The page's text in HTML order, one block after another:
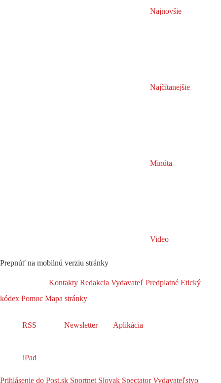
Najnovšie
Najčítanejšie
Minúta
Video
Prepnúť na mobilnú verziu stránky
Kontakty Redakcia Vydavateľ Predplatné Etický
kódex Pomoc Mapa stránky
RSS Newsletter Aplikácia
iPad
Prihlásenie do Post.sk Sportnet Slovak SpectatorVydavateľstvo